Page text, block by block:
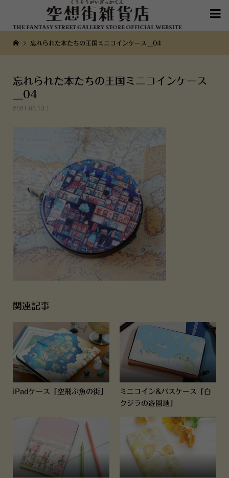

忘れられた本たちの王国ミニコインケース__04
忘れられた本たちの王国ミニコインケース
__04
2021.05.13
関連記事
iPadケース「空飛ぶ魚の街」
ミニコイン&パスケース「白
クジラの遊園地」